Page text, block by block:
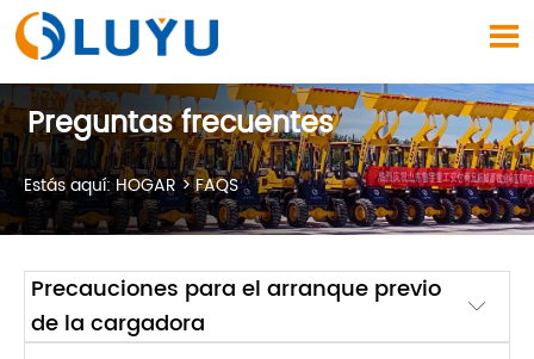

Preguntas frecuentes
Estás aquí:HOGAR >FAQS
Precauciones para el arranque previo
de la cargadora
